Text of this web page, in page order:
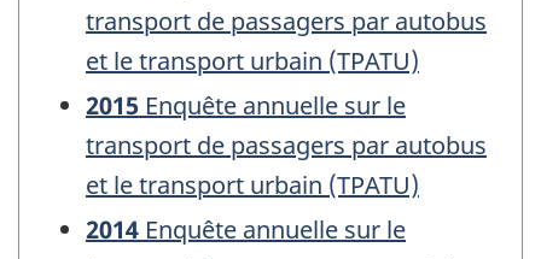
transport de passagers par autobus
et le transport urbain (TPATU)
2015 Enquête annuelle sur le
transport de passagers par autobus
et le transport urbain (TPATU)
2014 Enquête annuelle sur le